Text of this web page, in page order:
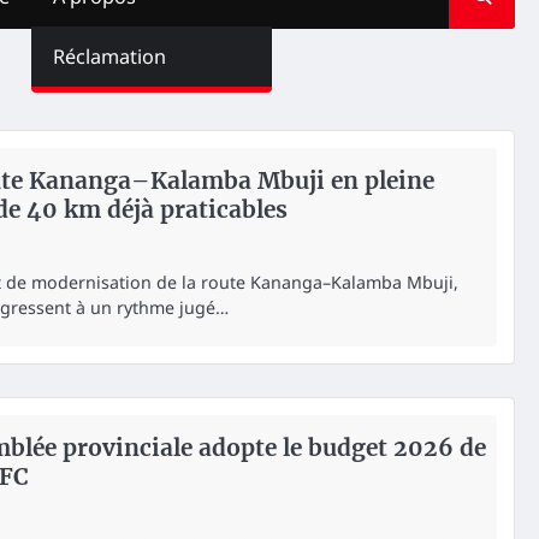
Réclamation
Kananga–Kalamba Mbuji en pleine
40 km déjà praticables
de modernisation de la route Kananga–Kalamba Mbuji,
à un rythme jugé…
provinciale adopte le budget 2026 de